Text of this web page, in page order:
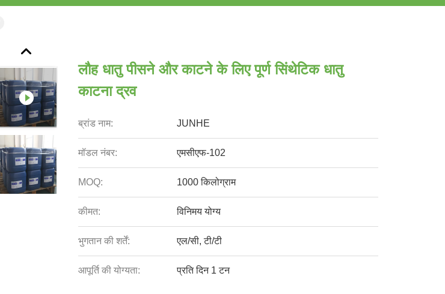
लौह धातु पीसने और काटने के लिए पूर्ण सिंथेटिक धातु
काटना द्रव
ब्रांड नाम: JUNHE
मॉडल नंबर: एमसीएफ-102
MOQ: 1000 किलोग्राम
कीमत: विनिमय योग्य
भुगतान की शर्तें: एल/सी, टी/टी
आपूर्ति की योग्यता: प्रति दिन 1 टन